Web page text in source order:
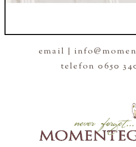
email |
telefon 0650